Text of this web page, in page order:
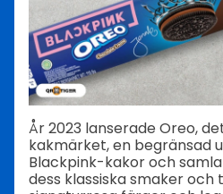
År 2023 lanserade Oreo,
kakmärket, en begränsad
Blackpink-kakor och
dess klassiska smaker och